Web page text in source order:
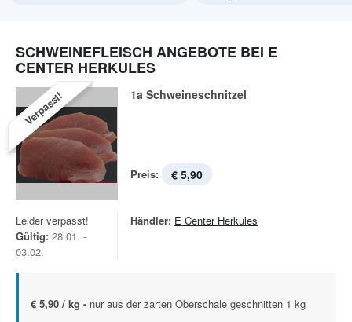
SCHWEINEFLEISCH ANGEBOTE BEI E
CENTER HERKULES
Verpasst! 1a Schweineschnitzel
Preis: € 5,90
Leider verpasst!
Gültig: 28.01. -
03.02.
Händler: E Center Herkules
€ 5,90 / kg - nur aus der zarten Oberschale geschnitten 1 kg